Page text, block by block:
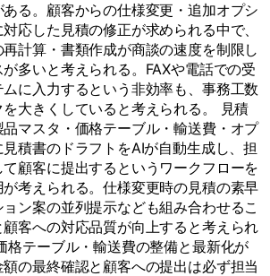
る。顧客からの仕様変更・追加オプシ
応した見積の修正が求められる中で、
計算・書類作成が商談の速度を制限し
多いと考えられる。FAXや電話での受
に入力するという非効率も、事務工数
大きくしていると考えられる。 見積
マスタ・価格テーブル・輸送費・オプ
積書のドラフトをAIが自動生成し、担
顧客に提出するというワークフローを
考えられる。仕様変更時の見積の素早
ン案の並列提示なども組み合わせるこ
客への対応品質が向上すると考えられ
格テーブル・輸送費の整備と最新化が
の最終確認と顧客への提出は必ず担当